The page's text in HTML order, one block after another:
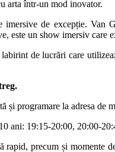
arta într-un mod inovator.
imersive de excepție.
un show imersiv care
de lucrări care
și programare la adresa de
ani: 19:15-20:00, 20:00-
rapid, precum și momente